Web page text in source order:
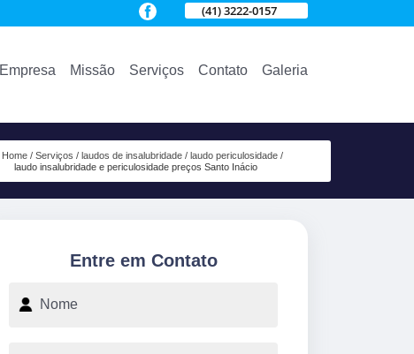
(41) 3222-0157
Empresa Missão Serviços Contato Galeria
Home Serviços laudos de insalubridade
laudo periculosidade
laudo insalubridade e periculosidade preços Santo Inácio
Entre em Contato